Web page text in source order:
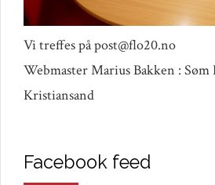
Vi treffes på post@flo20.no
Webmaster Marius Bakken : Søm
Kristiansand
Facebook feed